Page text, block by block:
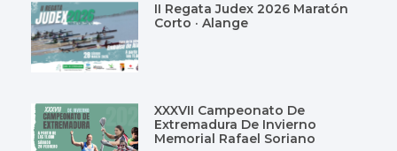
II Regata Judex 2026 Maratón
Corto · Alange
XXXVII Campeonato De
Extremadura De Invierno
Memorial Rafael Soriano